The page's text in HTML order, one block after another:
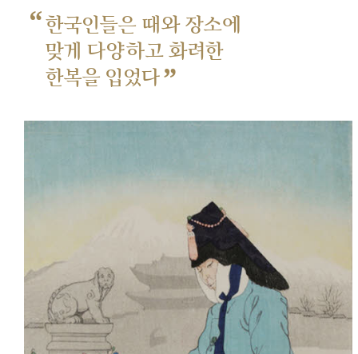
“한국인들은 때와 장소에
맞게 다양하고 화려한
한복을 입었다”